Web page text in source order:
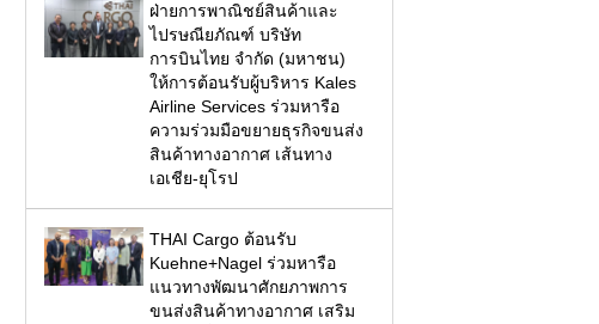
ฝ่ายการพาณิชย์สินค้าและ
ไปรษณียภัณฑ์ บริษัท
การบินไทย จำกัด (มหาชน)
ให้การต้อนรับผู้บริหาร Kales
Airline Services ร่วมหารือ
ความร่วมมือขยายธุรกิจขนส่ง
สินค้าทางอากาศ เส้นทาง
เอเชีย-ยุโรป
THAI Cargo ต้อนรับ
Kuehne+Nagel ร่วมหารือ
แนวทางพัฒนาศักยภาพการ
ขนส่งสินค้าทางอากาศ เสริม